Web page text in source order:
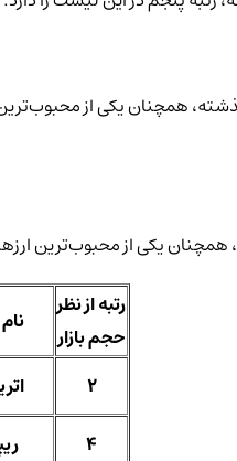
رتبه از نظر
حجم بازار
2
4